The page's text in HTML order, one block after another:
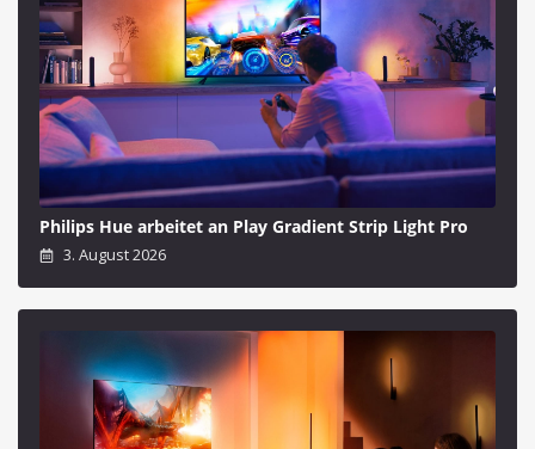
Philips Hue arbeitet an Play Gradient Strip Light Pro
3. August 2026